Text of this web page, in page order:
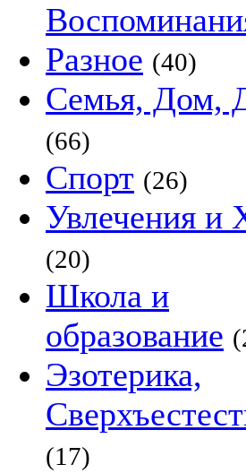
Разное (40)
Семья, Дом,
(66)
Спорт (26)
Увлечения и
(20)
Школа и
образование
Эзотерика,
(17)